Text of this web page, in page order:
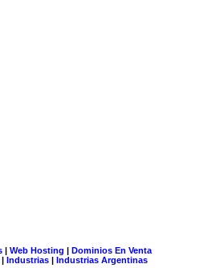
| Web Hosting | Dominios En Venta
| Industrias | Industrias Argentinas